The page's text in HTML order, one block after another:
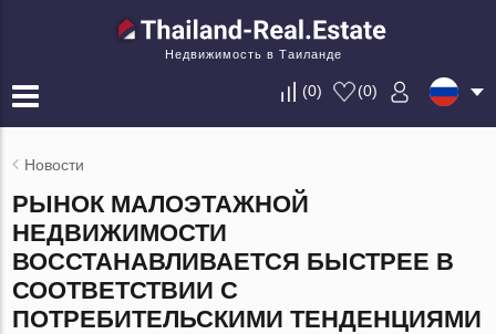
Недвижимость в Таиланде
(0) (0)
Новости
РЫНОК МАЛОЭТАЖНОЙ
НЕДВИЖИМОСТИ
ВОССТАНАВЛИВАЕТСЯ БЫСТРЕЕ В
СООТВЕТСТВИИ С
ПОТРЕБИТЕЛЬСКИМИ ТЕНДЕНЦИЯМИ